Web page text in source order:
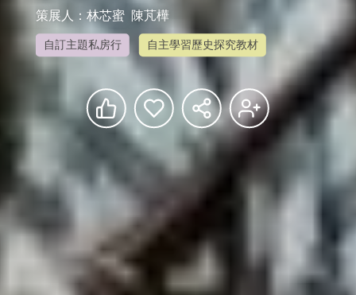
策展人：林芯蜜  陳芃樺
自訂主題私房行 自主學習歷史探究教材